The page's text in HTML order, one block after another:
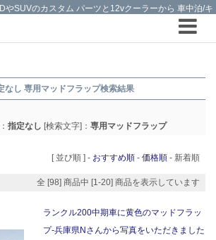
やSUVのカスタム パーツと12vクーラーから 車中泊/キ
T.K TECH 埼玉
なし 専用マッドフラップ検索結果
指定なし [検索文字]： 専用マッドフラップ
[ 並び順 ] - おすすめ順- 価格順- 新着順
全 [98] 商品中 [1-20] 商品を表示しています
ランクル200中期車に黄色のマッドフラッ
プ-兵庫県Nさんから写真をいただきました